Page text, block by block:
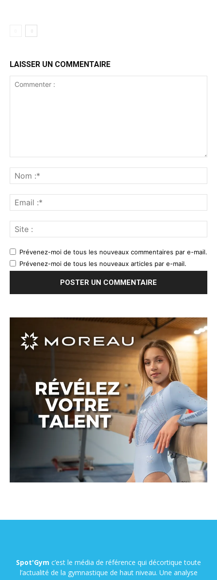
LAISSER UN COMMENTAIRE
Prévenez-moi de tous les nouveaux commentaires par e-mail.
Prévenez-moi de tous les nouveaux articles par e-mail.
Spot'Gym c’est le média de référence qui décortique toute
l’actualité de la gymnastique de haut niveau. Une analyse